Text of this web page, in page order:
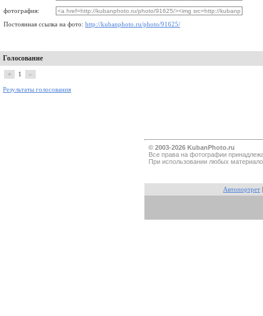
фотография:
Постоянная ссылка на фото: http://kubanphoto.ru/photo/91625/
Голосование
+ 1 –
Результаты голосования
© 2003-2026 KubanPhoto.ru
Все прaва на фотографии
При использовании любых
Автопортрет